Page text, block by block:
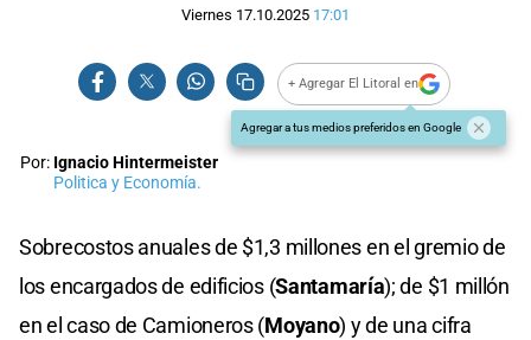
Viernes 17.10.2025 17:01
+ Agregar El Litoral en
Agregar a tus medios preferidos en Google
Por: Ignacio Hintermeister
Politica y Economía.
Sobrecostos anuales de $1,3 millones en el gremio de
los encargados de edificios (Santamaría); de $1 millón
en el caso de Camioneros (Moyano) y de una cifra